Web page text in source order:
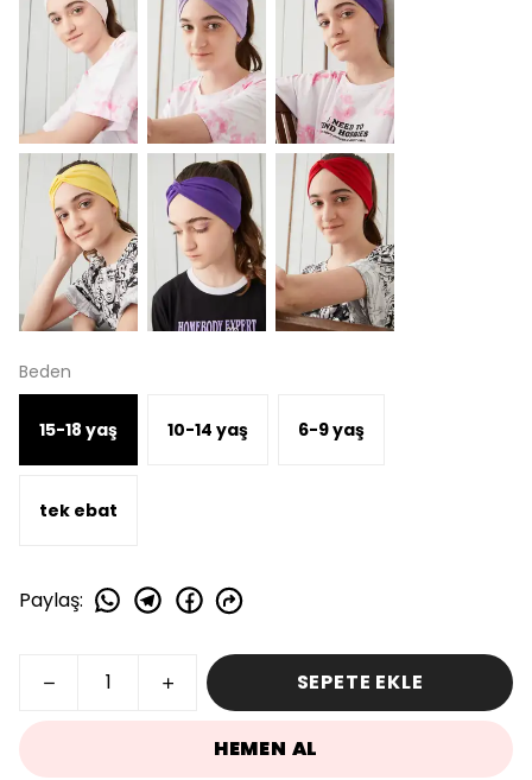
Beden
15-18 yaş 10-14 yaş 6-9 yaş
tek ebat
Paylaş:
SEPETE EKLE
HEMEN AL